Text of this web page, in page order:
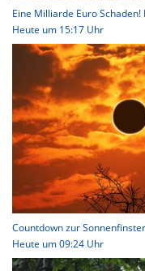
Eine Milliarde Euro
Heute um 15:17 Uhr
Countdown zur
Heute um 09:24 Uhr